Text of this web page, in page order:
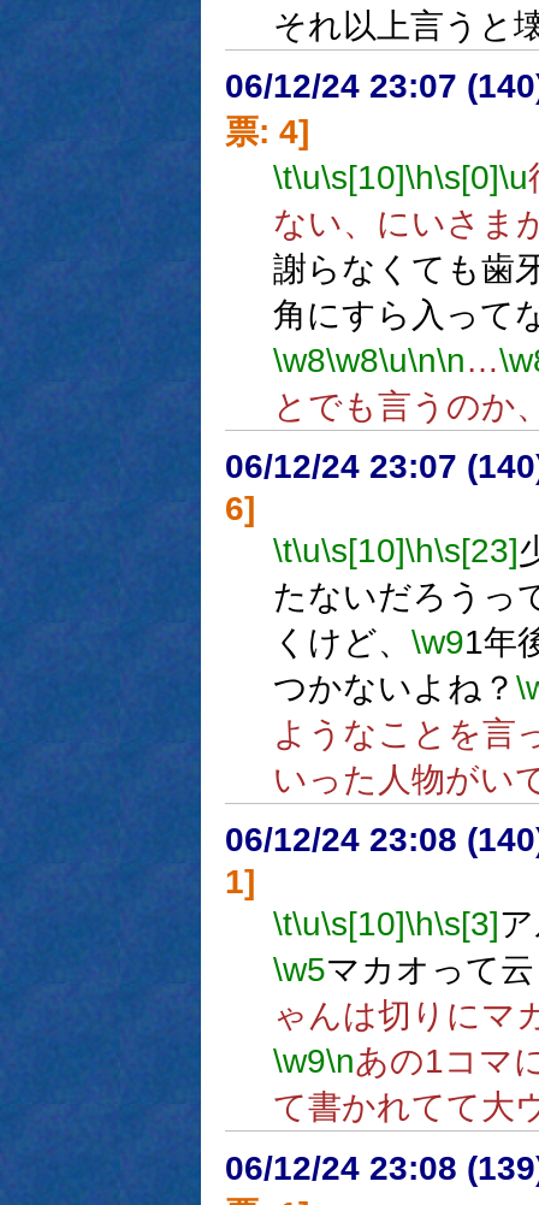
それ以上言うと
06/12/24 23:07
票: 4]
\t\u\s[10]\h\s[0]\u
ない、にいさま
謝らなくても歯
角にすら入って
\w8\w8\u\n\n…
とでも言うのか
06/12/24 23:07
6]
\t\u\s[10]\h\s[23]
たないだろうっ
くけど、 \w91年
つかないよね？
ようなことを言
いった人物がい
06/12/24 23:08
1]
\t\u\s[10]\h\s[3]
\w5マカオって
ゃんは切りにマ
\w9\nあの1コマ
て書かれてて大
06/12/24 23:08